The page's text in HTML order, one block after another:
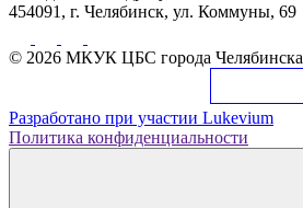
454091, г. Челябинск, ул. Коммуны, 69
© 2026 МКУК ЦБС города Челябинска
Разработано при участии Lukevium
Политика конфиденциальности